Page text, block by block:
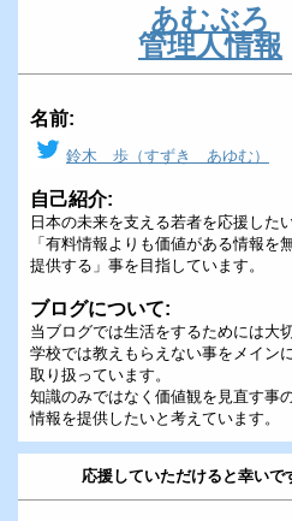
あむぶろ
管理人情報
名前:
鈴木 歩（すずき あゆむ）
自己紹介:
日本の未来を支える若者を応援した
「有料情報よりも価値がある情報を
提供する」事を目指しています。
ブログについて:
当ブログでは生活をするためには大
学校では教えもらえない事をメイン
取り扱っています。
知識のみではなく価値観を見直す事
情報を提供したいと考えています。
応援していただけると幸いで